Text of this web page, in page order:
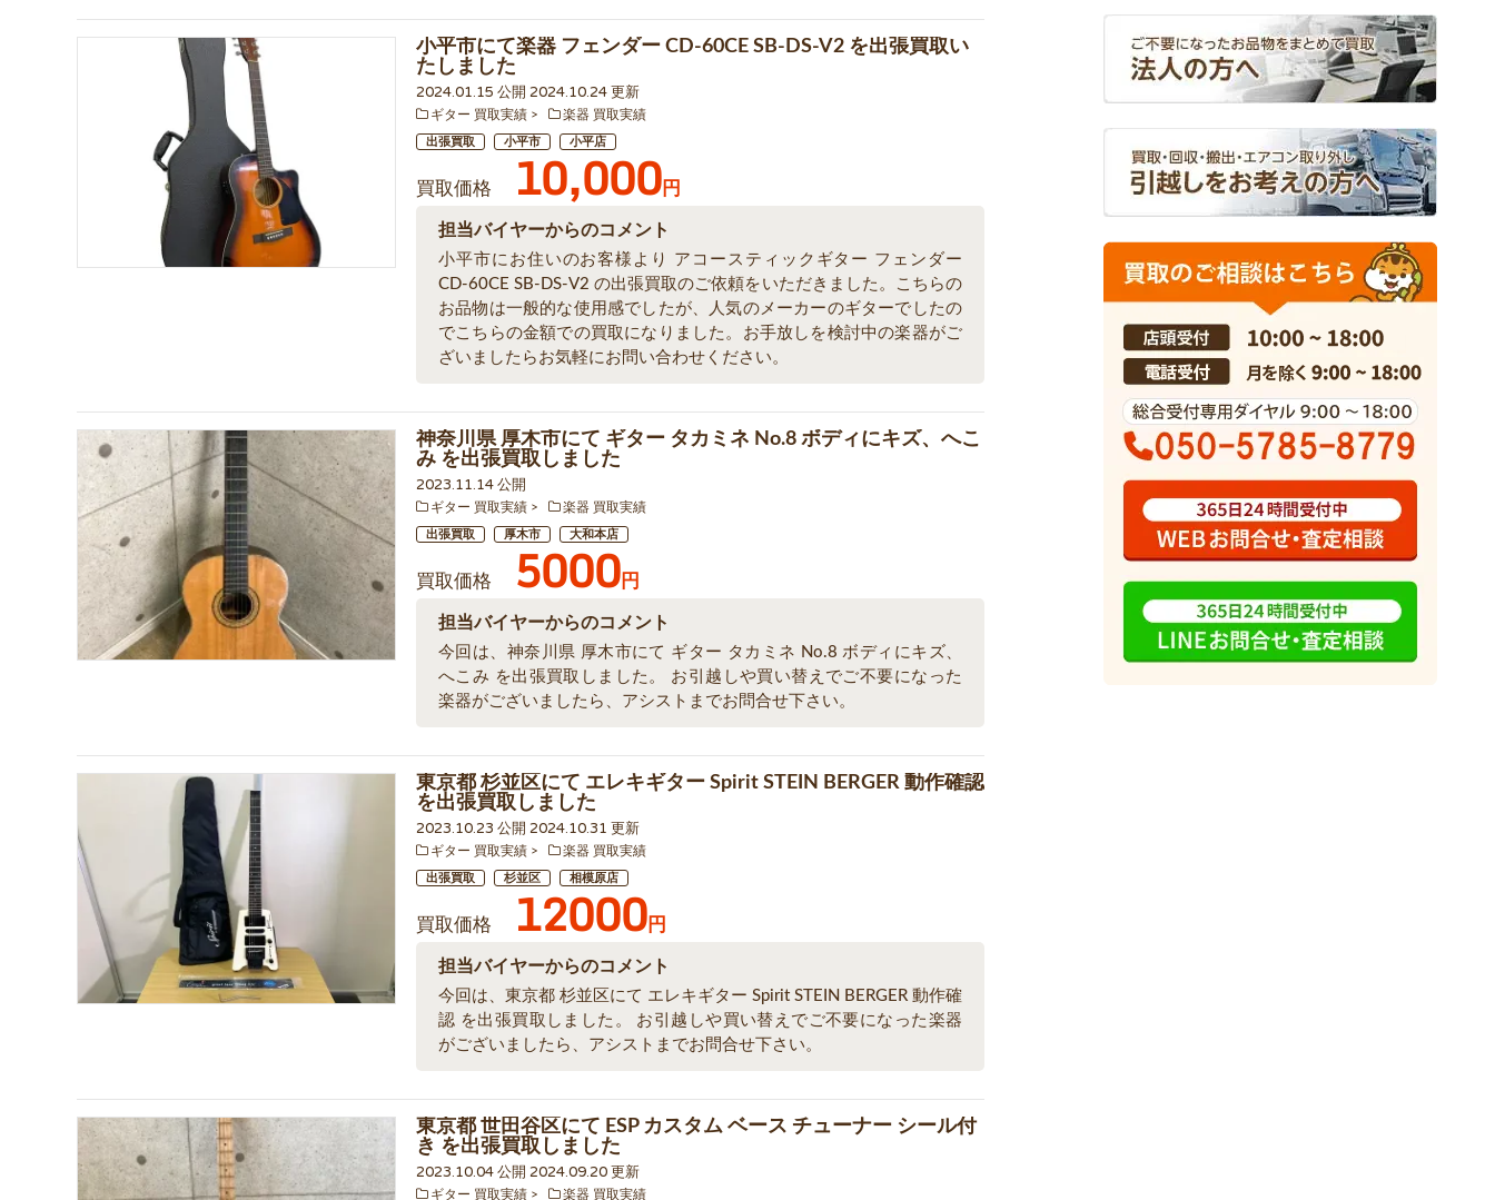
小平市にて楽器 フェンダー CD-60CE SB-DS-V2 を出張買取い
たしました
2024.01.15 公開 2024.10.24 更新
ギター 買取実績 楽器 買取実績
出張買取 小平市 小平店
買取価格 10,000円
担当バイヤーからのコメント
小平市にお住いのお客様より アコースティックギター フェンダー
CD-60CE SB-DS-V2 の出張買取のご依頼をいただきました。こちらの
お品物は一般的な使用感でしたが、人気のメーカーのギターでしたの
でこちらの金額での買取になりました。お手放しを検討中の楽器がご
ざいましたらお気軽にお問い合わせください。
神奈川県 厚木市にて ギター タカミネ No.8 ボディにキズ、へこ
み を出張買取しました
2023.11.14 公開
ギター 買取実績 楽器 買取実績
出張買取 厚木市 大和本店
買取価格 5000円
担当バイヤーからのコメント
今回は、神奈川県 厚木市にて ギター タカミネ No.8 ボディにキズ、
へこみ を出張買取しました。 お引越しや買い替えでご不要になった
楽器がございましたら、アシストまでお問合せ下さい。
東京都 杉並区にて エレキギター Spirit STEIN BERGER 動作確認
を出張買取しました
2023.10.23 公開 2024.10.31 更新
ギター 買取実績 楽器 買取実績
出張買取 杉並区 相模原店
買取価格 12000円
担当バイヤーからのコメント
今回は、東京都 杉並区にて エレキギター Spirit STEIN BERGER 動作確
認 を出張買取しました。 お引越しや買い替えでご不要になった楽器
がございましたら、アシストまでお問合せ下さい。
東京都 世田谷区にて ESP カスタム ベース チューナー シール付
き を出張買取しました
2023.10.04 公開 2024.09.20 更新
ギター 買取実績 楽器 買取実績